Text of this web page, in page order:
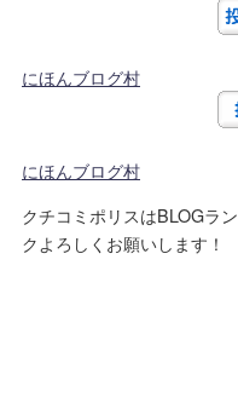
にほんブログ村
にほんブログ村
クチコミポリスはBLOGラ
クよろしくお願いします！